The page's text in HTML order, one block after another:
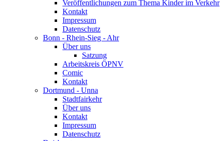
Veröffentlichungen zum Thema Kinder im Verkehr
Kontakt
Impressum
Datenschutz
Bonn - Rhein-Sieg - Ahr
Über uns
Satzung
Arbeitskreis ÖPNV
Comic
Kontakt
Dortmund - Unna
Stadtfairkehr
Über uns
Kontakt
Impressum
Datenschutz